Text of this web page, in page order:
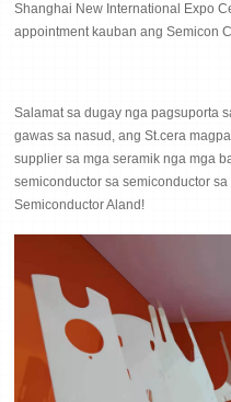
Shanghai New International Expo
appointment kauban ang Semicon
Salamat sa dugay nga pagsuporta
gawas sa nasud, ang St.cera
supplier sa mga seramik nga mga
semiconductor sa semiconductor
Semiconductor Aland!